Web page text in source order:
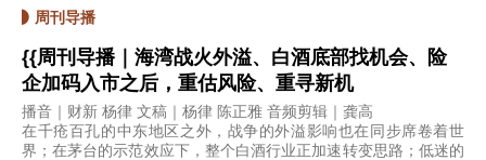
周刊导播
{{周刊导播｜海湾战火外溢、白酒底部找机会、险
企加码入市之后，重估风险、重寻新机
播音｜财新 杨律 文稿｜杨律 陈正雅 音频剪辑｜龚高
在千疮百孔的中东地区之外，战争的外溢影响也在同步席卷着世
界；在茅台的示范效应下，整个白酒行业正加速转变思路；低迷的